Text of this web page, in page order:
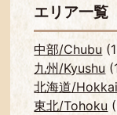
エリア一覧
中部/Chubu
九州/Kyushu
北海道/
東北/Tohoku